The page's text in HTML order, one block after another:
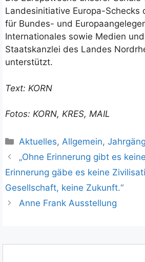
Landesinitiative Europa-Schecks
für Bundes- und
Internationales sowie Medien
Staatskanzlei des Landes
unterstützt.
Text: KORN
Fotos: KORN, KRES, MAIL
Kategorien
Aktuelles, Allgemein,
„Ohne Erinnerung gibt es
Erinnerung gäbe es keine
Gesellschaft, keine Zukunft.“
Anne Frank Ausstellung